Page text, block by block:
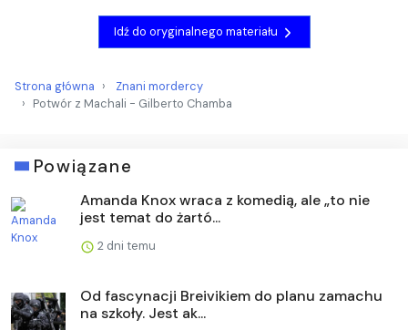
Idź do oryginalnego materiału
Strona główna
Znani mordercy
Potwór z Machali - Gilberto Chamba
Powiązane
Amanda Knox wraca z komedią, ale „to nie
jest temat do żartó...
2 dni temu
Od fascynacji Breivikiem do planu zamachu
na szkoły. Jest ak...